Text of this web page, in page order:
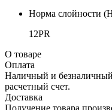
Норма слойности
12PR
О товаре
Оплата
Наличный и безналичный
расчетный счет.
Доставка
Получение товара